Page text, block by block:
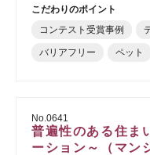
こだわりのポイント
コンテスト受賞事例
バリアフリー ペット
No.0641
普遍性のある住ま
ーション～（マン